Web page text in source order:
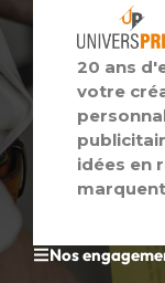
Nos
20 ans
votre
idées en